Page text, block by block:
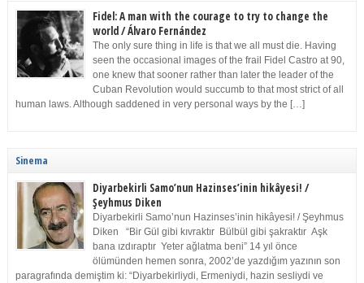
Fidel: A man with the courage to try to change the
world / Álvaro Fernández
The only sure thing in life is that we all must die. Having
seen the occasional images of the frail Fidel Castro at 90,
one knew that sooner rather than later the leader of the
Cuban Revolution would succumb to that most strict of all
human laws. Although saddened in very personal ways by the […]
Sinema
Diyarbekirli Samo’nun Hazinses’inin hikâyesi! /
Şeyhmus Diken
Diyarbekirli Samo’nun Hazinses’inin hikâyesi! / Şeyhmus
Diken “Bir Gül gibi kıvraktır Bülbül gibi şakraktır Aşk
bana ızdıraptır Yeter ağlatma beni” 14 yıl önce
ölümünden hemen sonra, 2002’de yazdığım yazının son
paragrafında demiştim ki: “Diyarbekirliydi, Ermeniydi, hazin sesliydi ve